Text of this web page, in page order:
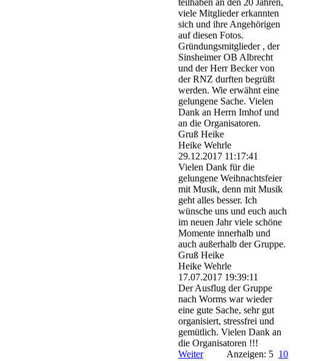
teilhaben an den 20 Jahren,
viele Mitglieder erkannten
sich und ihre Angehörigen
auf diesen Fotos.
Gründungsmitglieder , der
Sinsheimer OB Albrecht
und der Herr Becker von
der RNZ durften begrüßt
werden. Wie erwähnt eine
gelungene Sache. Vielen
Dank an Herrn Imhof und
an die Organisatoren.
Gruß Heike
Heike Wehrle
29.12.2017 11:17:41
Vielen Dank für die
gelungene Weihnachtsfeier
mit Musik, denn mit Musik
geht alles besser. Ich
wünsche uns und euch auch
im neuen Jahr viele schöne
Momente innerhalb und
auch außerhalb der Gruppe.
Gruß Heike
Heike Wehrle
17.07.2017 19:39:11
Der Ausflug der Gruppe
nach Worms war wieder
eine gute Sache, sehr gut
organisiert, stressfrei und
gemütlich. Vielen Dank an
die Organisatoren !!!
Weiter
Anzeigen: 5 10